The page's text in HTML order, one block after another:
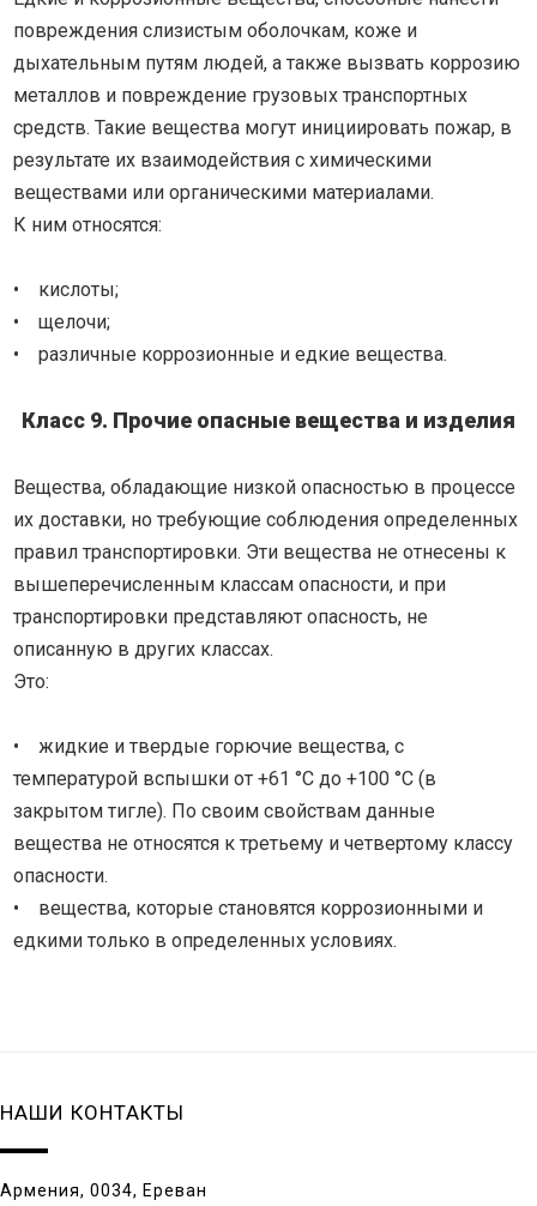
повреждения слизистым оболочкам, коже и
дыхательным путям людей, а также вызвать коррозию
металлов и повреждение грузовых транспортных
средств. Такие вещества могут инициировать пожар, в
результате их взаимодействия с химическими
веществами или органическими материалами.
К ним относятся:
• кислоты;
• щелочи;
• различные коррозионные и едкие вещества.
Класс 9. Прочие опасные вещества и изделия
Вещества, обладающие низкой опасностью в процессе
их доставки, но требующие соблюдения определенных
правил транспортировки. Эти вещества не отнесены к
вышеперечисленным классам опасности, и при
транспортировки представляют опасность, не
описанную в других классах.
Это:
• жидкие и твердые горючие вещества, с
температурой вспышки от +61 °C до +100 °C (в
закрытом тигле). По своим свойствам данные
вещества не относятся к третьему и четвертому классу
опасности.
• вещества, которые становятся коррозионными и
едкими только в определенных условиях.
НАШИ КОНТАКТЫ
Армения, 0034, Ереван